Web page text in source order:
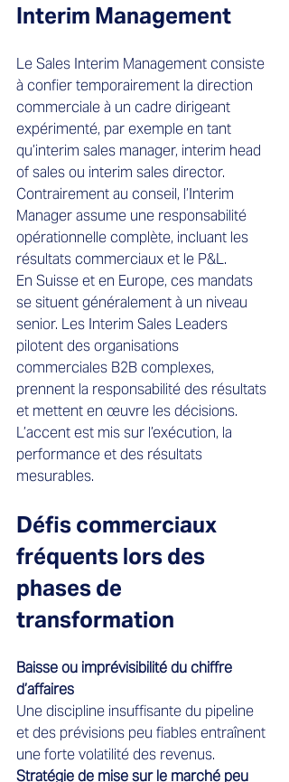
Interim Management
Le Sales Interim Management consiste
à confier temporairement la direction
commerciale à un cadre dirigeant
expérimenté, par exemple en tant
qu’interim sales manager, interim head
of sales ou interim sales director.
Contrairement au conseil, l’Interim
Manager assume une responsabilité
opérationnelle complète, incluant les
résultats commerciaux et le P&L.
En Suisse et en Europe, ces mandats
se situent généralement à un niveau
senior. Les Interim Sales Leaders
pilotent des organisations
commerciales B2B complexes,
prennent la responsabilité des résultats
et mettent en œuvre les décisions.
L’accent est mis sur l’exécution, la
performance et des résultats
mesurables.
Défis commerciaux
fréquents lors des
phases de
transformation
Baisse ou imprévisibilité du chiffre
d’affaires
Une discipline insuffisante du pipeline
et des prévisions peu fiables entraînent
une forte volatilité des revenus.
Stratégie de mise sur le marché peu